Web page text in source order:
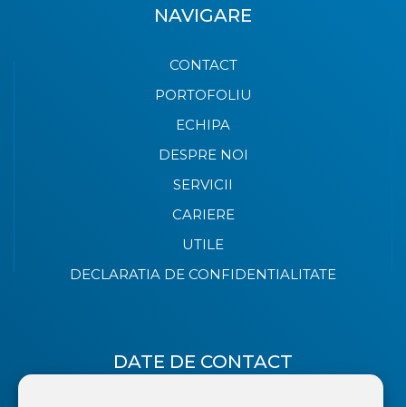
NAVIGARE
CONTACT
PORTOFOLIU
ECHIPA
DESPRE NOI
SERVICII
CARIERE
UTILE
DECLARATIA DE CONFIDENTIALITATE
DATE DE CONTACT